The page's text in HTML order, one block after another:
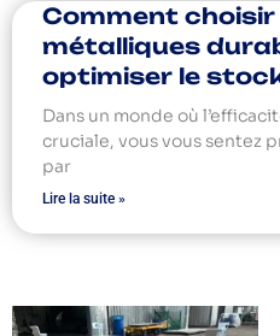
Comment
métalliques
optimiser le
Dans un monde où
cruciale, vous vous sentez
par
Lire la suite »